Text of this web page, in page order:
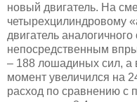
новый двигатель. На
четырехцилиндровому
двигатель
непосредственным
– 188 лошадиных сил, а
момент увеличился на
расход по сравнению с